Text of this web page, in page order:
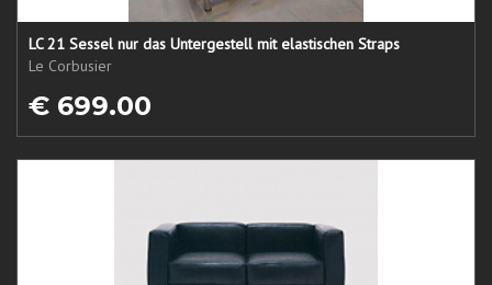
LC 21 Sessel nur das Untergestell mit elastischen Straps
Le Corbusier
€ 699.00